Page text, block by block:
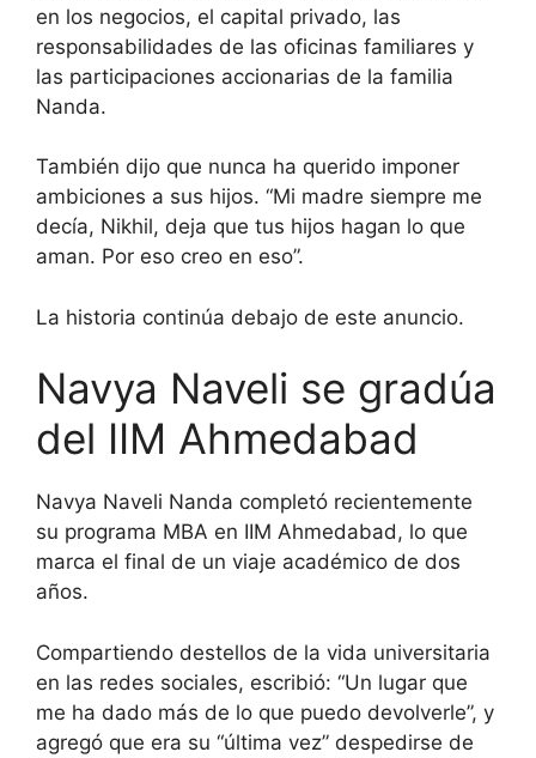
en los negocios, el capital privado, las
responsabilidades de las oficinas familiares y
las participaciones accionarias de la familia
Nanda.
También dijo que nunca ha querido imponer
ambiciones a sus hijos. “Mi madre siempre me
decía, Nikhil, deja que tus hijos hagan lo que
aman. Por eso creo en eso”.
La historia continúa debajo de este anuncio.
Navya Naveli se gradúa
del IIM Ahmedabad
Navya Naveli Nanda completó recientemente
su programa MBA en IIM Ahmedabad, lo que
marca el final de un viaje académico de dos
años.
Compartiendo destellos de la vida universitaria
en las redes sociales, escribió: “Un lugar que
me ha dado más de lo que puedo devolverle”, y
agregó que era su “última vez” despedirse de